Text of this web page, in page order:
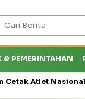
& PEMERINTAHAN
Nasional